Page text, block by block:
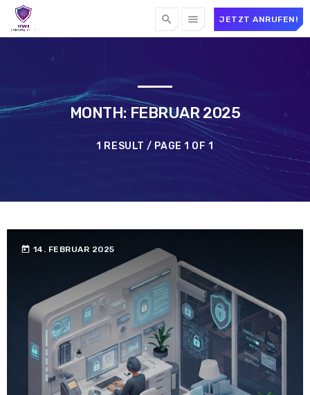
search menu JETZT ANRUFEN!
MONTH: FEBRUAR 2025
1 RESULT / PAGE 1 OF 1
today 14. FEBRUAR 2025